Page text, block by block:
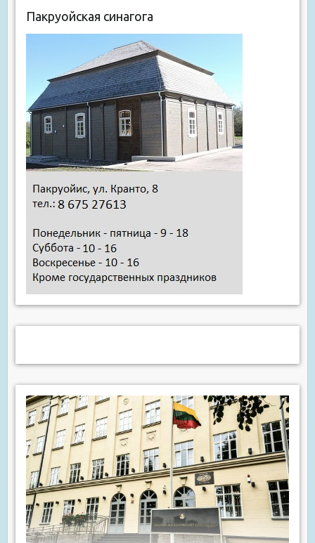
Пакруойская синагога